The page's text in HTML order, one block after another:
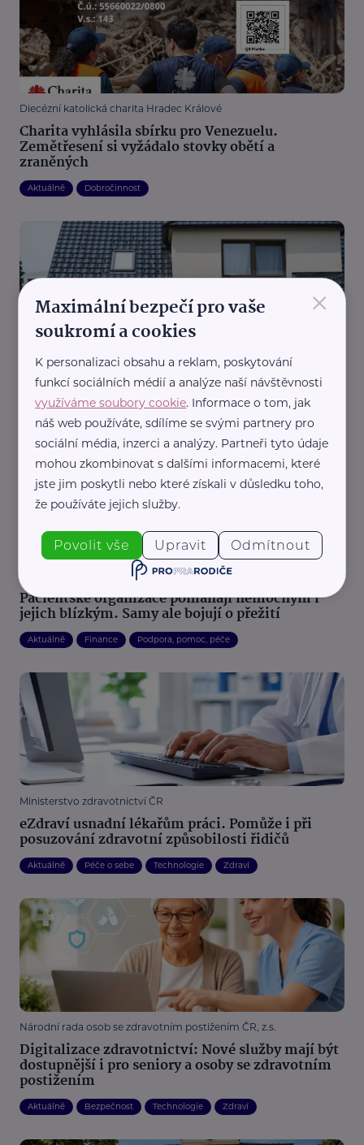
Diecézní katolická charita Hradec Králové
Charita vyhlásila sbírku pro Venezuelu.
Zemětřesení si vyžádalo stovky obětí a
zraněných
Aktuálně Dobročinnost
Nová zelená úsporám 2026: Senioři mohou
získat až 400 tisíc korun na úspornější bydlení
Pacientské organizace pomáhají nemocným i
jejich blízkým. Samy ale bojují o přežití
Aktuálně Finance Podpora, pomoc, péče
Ministerstvo zdravotnictví ČR
eZdraví usnadní lékařům práci. Pomůže i při
posuzování zdravotní způsobilosti řidičů
Aktuálně Péče o sebe Technologie Zdraví
Národní rada osob se zdravotním postižením ČR, z.s.
Digitalizace zdravotnictví: Nové služby mají být
dostupnější i pro seniory a osoby se zdravotním
postižením
Aktuálně Bezpečnost Technologie Zdraví
×
Maximální bezpečí pro vaše
soukromí a cookies
K personalizaci obsahu a reklam, poskytování
funkcí sociálních médií a analýze naší návštěvnosti
využíváme soubory cookie. Informace o tom, jak
náš web používáte, sdílíme se svými partnery pro
sociální média, inzerci a analýzy. Partneři tyto údaje
mohou zkombinovat s dalšími informacemi, které
jste jim poskytli nebo které získali v důsledku toho,
že používáte jejich služby.
Povolit vše Upravit Odmítnout